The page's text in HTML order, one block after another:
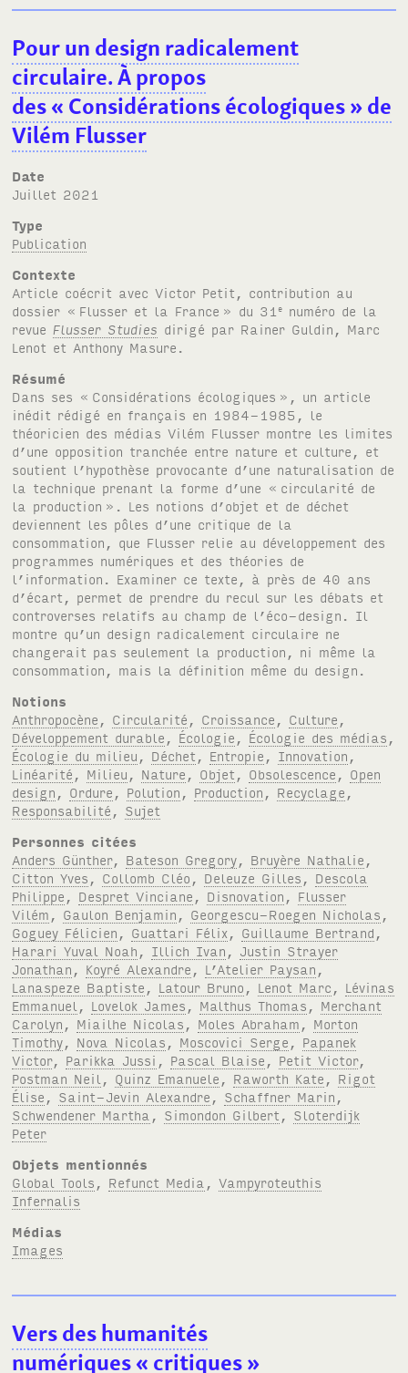
Pour un design radicalement
circulaire. À propos
des « Considérations écologiques» de
Vilém Flusser
Date
juillet 2021
Type
Publication
Contexte
Article coécrit avec Victor Petit, contribution au
dossier « Flusser et la France » du 31 e
numéro de la
revue Flusser Studies dirigé par Rainer Guldin, Marc
Lenot et Anthony Masure.
Résumé
Dans ses « Considérations écologiques », un article
inédit rédigé en français en 1984-1985, le
théoricien des médias Vilém Flusser montre les limites
d’une opposition tranchée entre nature et culture, et
soutient l’hypothèse provocante d’une naturalisation de
la technique prenant la forme d’une « circularité de
la production ». Les notions d’objet et de déchet
deviennent les pôles d’une critique de la
consommation, que Flusser relie au développement des
programmes numériques et des théories de
l’information. Examiner ce texte, à près de 40 ans
d’écart, permet de prendre du recul sur les débats et
controverses relatifs au champ de l’éco-design. Il
montre qu’un design radicalement circulaire ne
changerait pas seulement la production, ni même la
consommation, mais la définition même du design.
Notions
Anthropocène
Circularité Croissance Culture
Développement durable
Écologie Écologie des médias
Écologie du milieu
Déchet Entropie Innovation
Linéarité
Milieu Nature Objet Obsolescence
Open
design
Ordure Polution Production Recyclage
Responsabilité
Sujet
Personnes citées
Anders Günther, Bateson Gregory Bruyère Nathalie
Citton Yves
Collomb Cléo Deleuze Gilles
Descola
Philippe
Despret Vinciane Disnovation
Flusser
Vilém
Gaulon Benjamin Georgescu-Roegen Nicholas
Goguey Félicien
Guattari Félix Guillaume Bertrand
Harari Yuval Noah
Illich Ivan
Justin Strayer
Jonathan
Koyré Alexandre L’Atelier Paysan
Lanaspeze Baptiste
Latour Bruno Lenot Marc
Lévinas
Emmanuel
Lovelok James Malthus Thomas
Merchant
Carolyn
Miailhe Nicolas Moles Abraham
Morton
Timothy
Nova Nicolas Moscovici Serge
Papanek
Victor, Parikka Jussi Pascal Blaise Petit Victor,
Postman Neil
Quinz Emanuele Raworth Kate
Rigot
Élise
Saint-Jevin Alexandre Schaffner Marin
Schwendener Martha
Simondon Gilbert
Sloterdijk
Peter
Objets mentionnés
Global Tools
Refunct Media ,Vampyroteuthis
Infernalis
Médias
Images
Vers des humanités
numériques « critiques»